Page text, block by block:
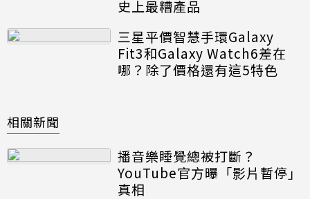
史上最糟產品
三星平價智慧手環Galaxy
Fit3和Galaxy Watch6差在
哪？除了價格還有這5特色
相關新聞
播音樂睡覺總被打斷？
YouTube官方曝「影片暫停」
真相